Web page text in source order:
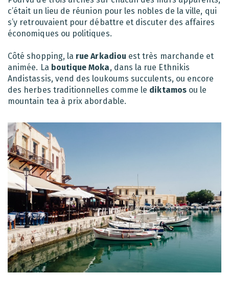
c’était un lieu de réunion pour les nobles de la ville, qui
s’y retrouvaient pour débattre et discuter des affaires
économiques ou politiques.
Côté shopping, la rue Arkadiou est très marchande et
animée. La boutique Moka, dans la rue Ethnikis
Andistassis, vend des loukoums succulents, ou encore
des herbes traditionnelles comme le diktamosou le
mountain tea à prix abordable.